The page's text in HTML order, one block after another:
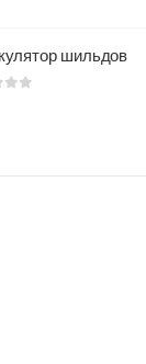
шильдов